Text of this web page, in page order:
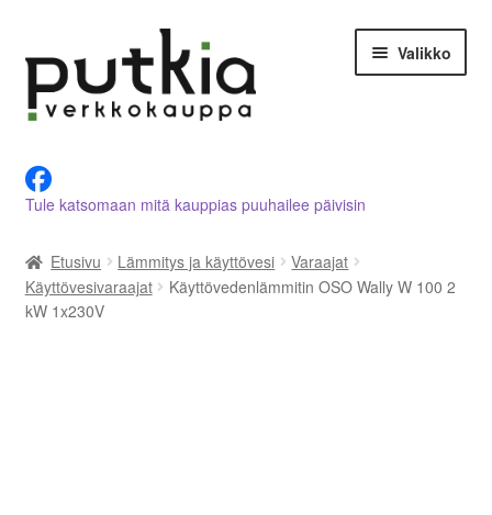
navigointiin
sisältöön
Valikko
Tietoja meistä
Asiakastilini
Ostoskori
Tule katsomaan mitä kauppias puuhailee päivisin
Etusivu Lämmitys ja käyttövesi
Varaajat
Käyttövesivaraajat
Käyttövedenlämmitin OSO Wally W 100 2
kW 1x230V